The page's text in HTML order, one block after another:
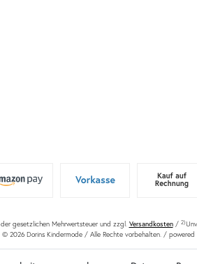
der gesetzlichen Mehrwertsteuer und zzgl. Versandkosten/ 2)
© 2026 Dorins Kindermode / Alle Rechte vorbehalten. / powered